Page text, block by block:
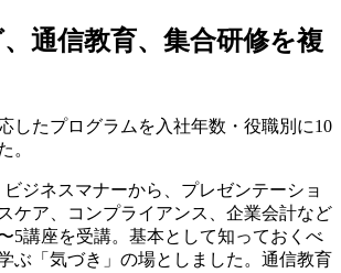
通信教育、集合研修を複
したプログラムを入社年数・役職別に10
。
ジネスマナーから、プレゼンテーショ
ケア、コンプライアンス、企業会計など
5講座を受講。基本として知っておくべ
ぶ「気づき」の場としました。通信教育